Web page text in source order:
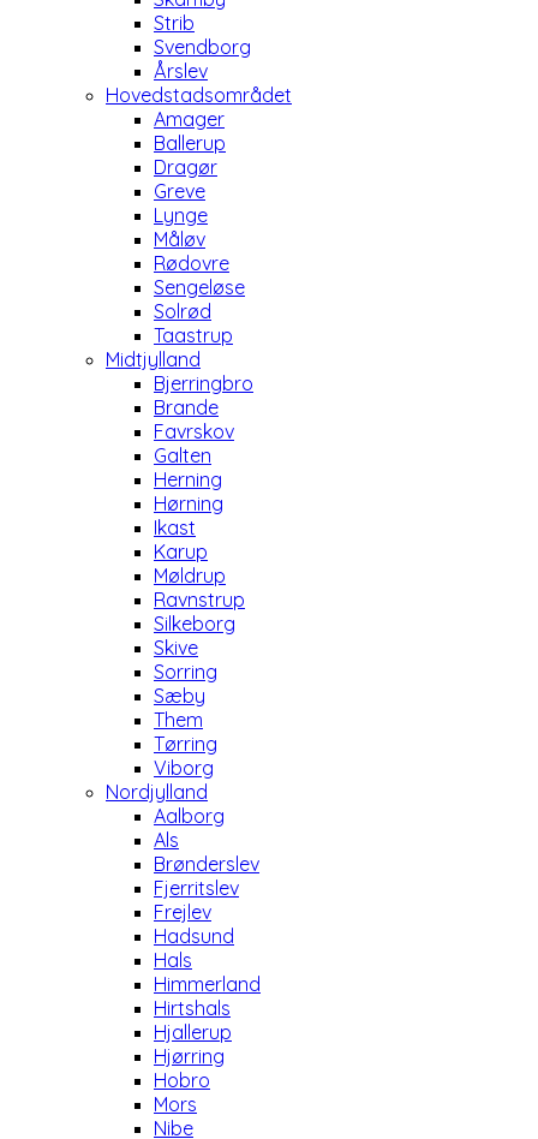
Strib
Svendborg
Årslev
Hovedstadsområdet
Amager
Ballerup
Dragør
Greve
Lynge
Måløv
Rødovre
Sengeløse
Solrød
Taastrup
Midtjylland
Bjerringbro
Brande
Favrskov
Galten
Herning
Hørning
Ikast
Karup
Møldrup
Ravnstrup
Silkeborg
Skive
Sorring
Sæby
Them
Tørring
Viborg
Nordjylland
Aalborg
Als
Brønderslev
Fjerritslev
Frejlev
Hadsund
Hals
Himmerland
Hirtshals
Hjallerup
Hjørring
Hobro
Mors
Nibe